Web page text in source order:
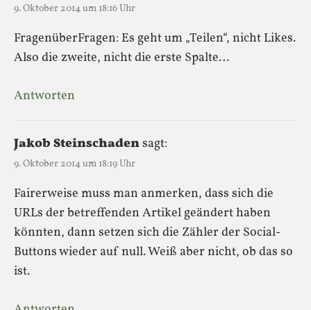
9. Oktober 2014 um 18:16 Uhr
FragenüberFragen: Es geht um „Teilen“, nicht Likes.
Also die zweite, nicht die erste Spalte…
Antworten
Jakob Steinschadensagt:
9. Oktober 2014 um 18:19 Uhr
Fairerweise muss man anmerken, dass sich die
URLs der betreffenden Artikel geändert haben
könnten, dann setzen sich die Zähler der Social-
Buttons wieder auf null. Weiß aber nicht, ob das so
ist.